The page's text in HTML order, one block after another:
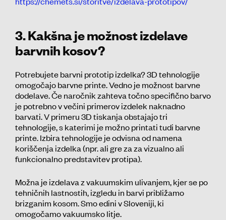
3.Kakšna je možnost izdelave
barvnih kosov?
Potrebujete barvni prototip izdelka? 3D tehnologije
omogočajo barvne printe. Vedno je možnost barvne
dodelave. Če naročnik zahteva točno specifično barvo
je potrebno v večini primerov izdelek naknadno
barvati. V primeru 3D tiskanja obstajajo tri
tehnologije, s katerimi je možno printati tudi barvne
printe. Izbira tehnologije je odvisna od namena
koriščenja izdelka (npr. ali gre za za vizualno ali
funkcionalno predstavitev protipa).
Možna je izdelava z vakuumskim ulivanjem, kjer se po
tehničnih lastnostih, izgledu in barvi približamo
brizganim kosom. Smo edini v Sloveniji, ki
omogočamo vakuumsko litje.